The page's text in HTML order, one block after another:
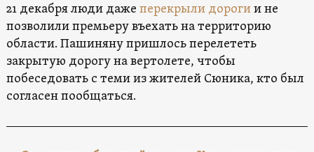
21 декабря люди даже перекрыли дорогии не
позволили премьеру въехать на территорию
области. Пашиняну пришлось перелететь
закрытую дорогу на вертолете, чтобы
побеседовать с теми из жителей Сюника, кто был
согласен пообщаться.